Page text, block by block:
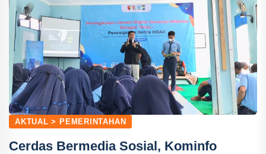
AKTUAL > PEMERINTAHAN
Cerdas Bermedia Sosial, Kominfo